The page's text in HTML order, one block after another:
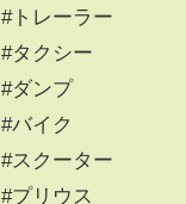
#トレーラー
#タクシー
#ダンプ
#バイク
#スクーター
#プリウス